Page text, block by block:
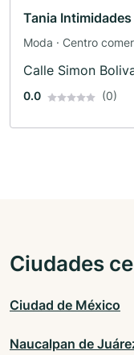
Tania Intimidades
Moda · Centro
Calle Simon
0.0 (0)
Ciudades
Ciudad de México
Naucalpan de